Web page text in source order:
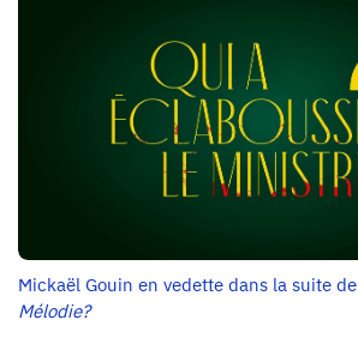
Mickaël Gouin en vedette dans la suite de
Mélodie?